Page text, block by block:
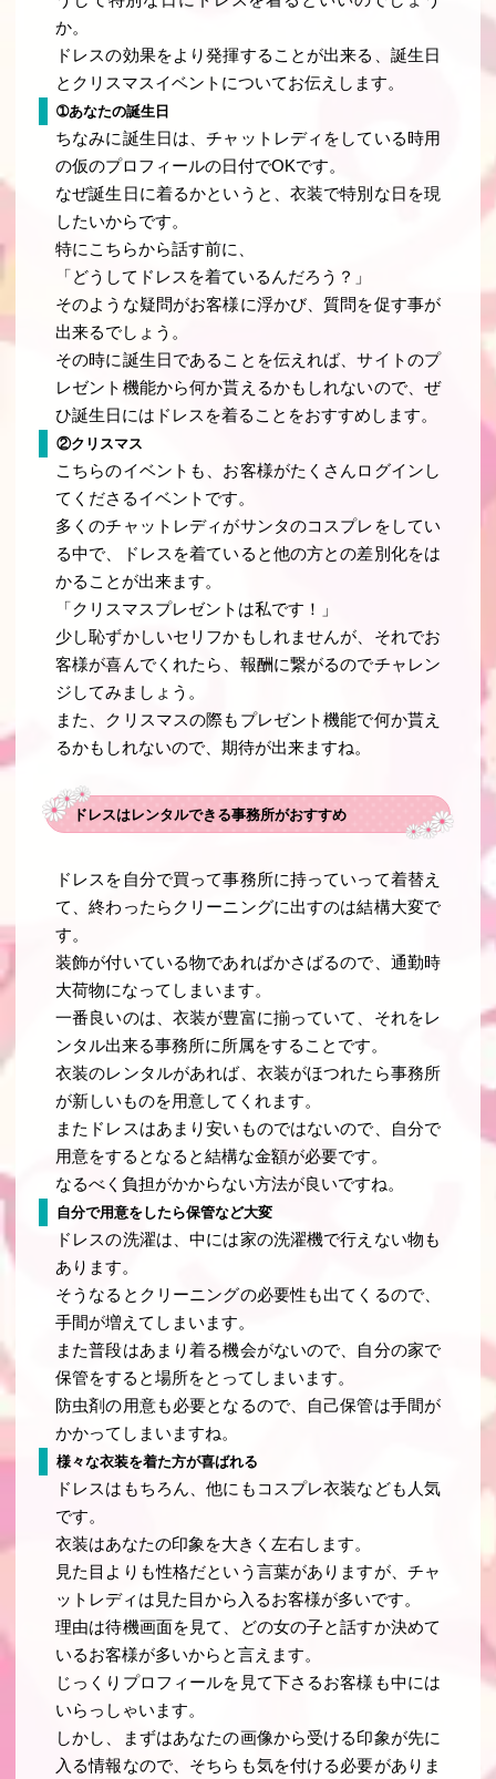
か。
ドレスの効果をより発揮することが出来る、誕生日
とクリスマスイベントについてお伝えします。
➀あなたの誕生日
ちなみに誕生日は、チャットレディをしている時用
の仮のプロフィールの日付でOKです。
なぜ誕生日に着るかというと、衣装で特別な日を現
したいからです。
特にこちらから話す前に、
「どうしてドレスを着ているんだろう？」
そのような疑問がお客様に浮かび、質問を促す事が
出来るでしょう。
その時に誕生日であることを伝えれば、サイトのプ
レゼント機能から何か貰えるかもしれないので、ぜ
ひ誕生日にはドレスを着ることをおすすめします。
②クリスマス
こちらのイベントも、お客様がたくさんログインし
てくださるイベントです。
多くのチャットレディがサンタのコスプレをしてい
る中で、ドレスを着ていると他の方との差別化をは
かることが出来ます。
「クリスマスプレゼントは私です！」
少し恥ずかしいセリフかもしれませんが、それでお
客様が喜んでくれたら、報酬に繋がるのでチャレン
ジしてみましょう。
また、クリスマスの際もプレゼント機能で何か貰え
るかもしれないので、期待が出来ますね。
ドレスはレンタルできる事務所がおすすめ
ドレスを自分で買って事務所に持っていって着替え
て、終わったらクリーニングに出すのは結構大変で
す。
装飾が付いている物であればかさばるので、通勤時
大荷物になってしまいます。
一番良いのは、衣装が豊富に揃っていて、それをレ
ンタル出来る事務所に所属をすることです。
衣装のレンタルがあれば、衣装がほつれたら事務所
が新しいものを用意してくれます。
またドレスはあまり安いものではないので、自分で
用意をするとなると結構な金額が必要です。
なるべく負担がかからない方法が良いですね。
自分で用意をしたら保管など大変
ドレスの洗濯は、中には家の洗濯機で行えない物も
あります。
そうなるとクリーニングの必要性も出てくるので、
手間が増えてしまいます。
また普段はあまり着る機会がないので、自分の家で
保管をすると場所をとってしまいます。
防虫剤の用意も必要となるので、自己保管は手間が
かかってしまいますね。
様々な衣装を着た方が喜ばれる
ドレスはもちろん、他にもコスプレ衣装なども人気
です。
衣装はあなたの印象を大きく左右します。
見た目よりも性格だという言葉がありますが、チャ
ットレディは見た目から入るお客様が多いです。
理由は待機画面を見て、どの女の子と話すか決めて
いるお客様が多いからと言えます。
じっくりプロフィールを見て下さるお客様も中には
いらっしゃいます。
しかし、まずはあなたの画像から受ける印象が先に
入る情報なので、そちらも気を付ける必要がありま